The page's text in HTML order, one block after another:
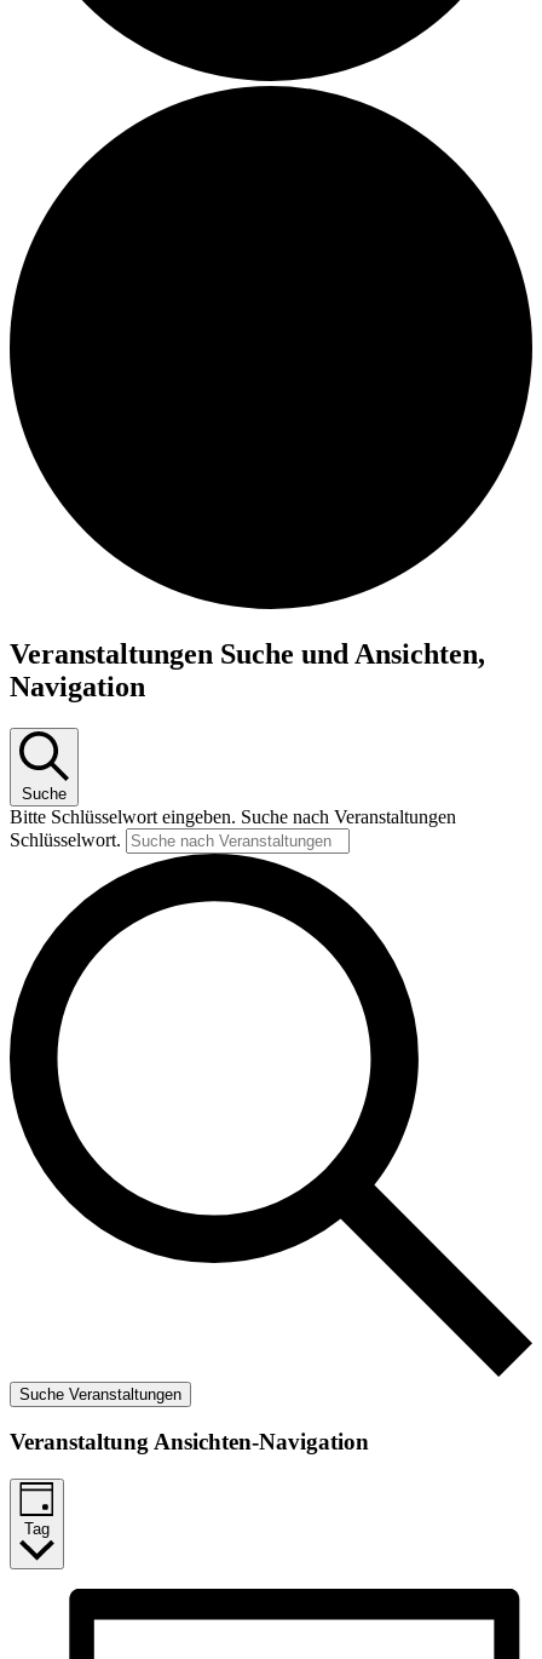
Veranstaltungen Suche und Ansichten,
Navigation
Suche
Bitte Schlüsselwort eingeben. Suche nach Veranstaltungen
Schlüsselwort.
Suche Veranstaltungen
Veranstaltung Ansichten-Navigation
Tag